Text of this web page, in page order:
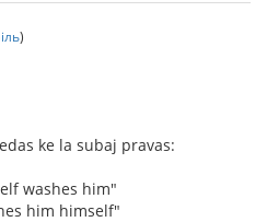
)
ke la subaj pravas:
washes him"
him himself"